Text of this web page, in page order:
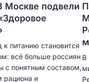
Москве подвели
питанию становится
всё больше россиян
с понятным составом,
рациона и
В